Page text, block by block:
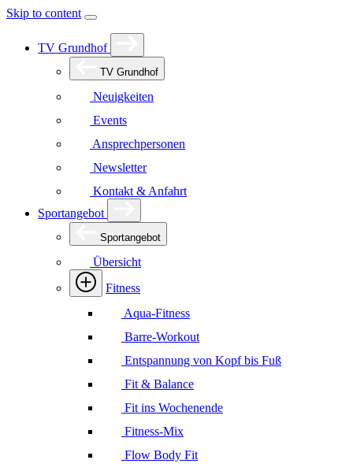
Skip to content
TV Grundhof
TV Grundhof
Neuigkeiten
Events
Ansprechpersonen
Newsletter
Kontakt & Anfahrt
Sportangebot
Sportangebot
Übersicht
Fitness
Aqua-Fitness
Barre-Workout
Entspannung von Kopf bis Fuß
Fit & Balance
Fit ins Wochenende
Fitness-Mix
Flow Body Fit